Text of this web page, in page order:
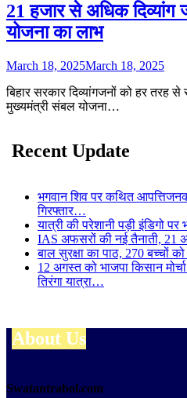
21 हजार से अधिक दिव्यांग
योजना का लाभ
March 18, 2025March 18, 2025
बिहार सरकार दिव्यांगजनों को हर तरह से
मुख्यमंत्री संबल योजना…
Recent Update
भगवान शिव पर कथित
गिरफ्तार…
यात्री की परेशानी पड़ी इंडिगो
IAS अफसरों की नई तैनाती, 21
बाल सुरक्षा का पाठ, 270 बच्चों
12 अगस्त को भाजपा किसान
तिरंगा यात्रा…
About Us
Swatantrabol.com